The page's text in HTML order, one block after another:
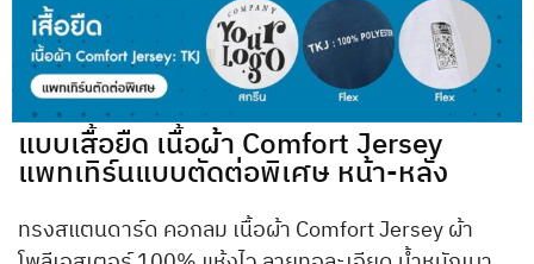
แบบเสื้อยืด เนื้อผ้า Comfort Jersey
แพทเทิร์นแบบตัดต่อพิเศษ หน้า-หลัง
ทรงสแตนดาร์ด คอกลม เนื้อผ้า Comfort Jersey ผ้า